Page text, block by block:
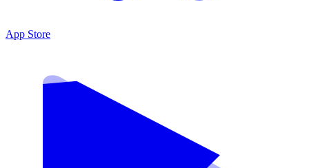
App Store